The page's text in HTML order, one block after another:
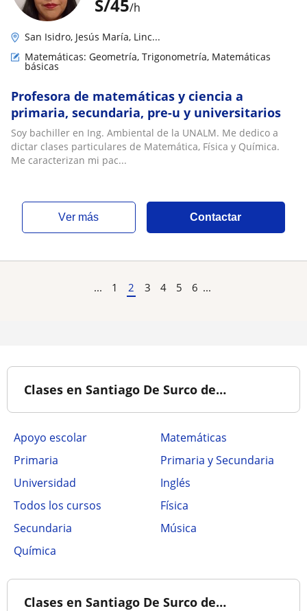
S/45/h
San Isidro, Jesús María, Linc...
Matemáticas: Geometría, Trigonometría, Matemáticas
básicas
Profesora de matemáticas y ciencia a
primaria, secundaria, pre-u y universitarios
Soy bachiller en Ing. Ambiental de la UNALM. Me dedico a
dictar clases particulares de Matemática, Física y Química.
Me caracterizan mi pac...
ver más Contactar
... 1 2 3 4 5 6 ...
Clases en Santiago De Surco de…
Apoyo escolar
Matemáticas
Primaria
Primaria y Secundaria
Universidad
Inglés
Todos los cursos
Física
Secundaria
Música
Química
Clases en Santiago De Surco de…